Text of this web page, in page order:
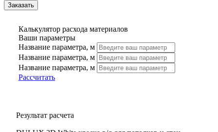
Калькулятор расхода материалов
Ваши параметры
Название параметра, м
Название параметра, м
Название параметра, м
Рассчитать
Результат расчета